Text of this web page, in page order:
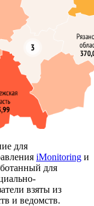
для
iMonitoring и
для
взяты из
и ведомств.